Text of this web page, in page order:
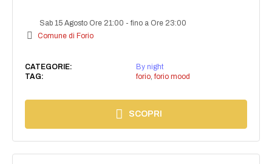
Sab 15 Agosto Ore 21:00 -fino a Ore 23:00
Comune di Forio
CATEGORIE:
By night
TAG:
forio, forio mood
SCOPRI